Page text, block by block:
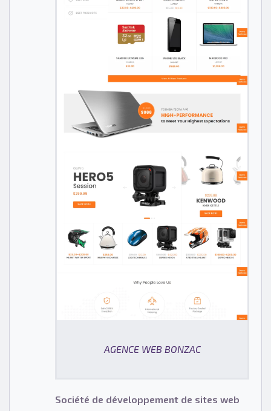
AGENCE WEB BONZAC
Société de développement de sites web